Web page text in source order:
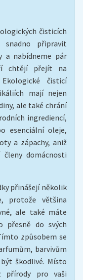
čisticích
snadno připravit
a nabídneme pár
chtějí přejít na
čisticí
mají nejen
ale také chrání
ingrediencí,
esenciální oleje,
a zápachy, aniž
domácnosti
přinášejí několik
protože většina
ale také máte
přesně do svých
způsobem se
barvivům
škodlivé. Místo
přírody pro vaši